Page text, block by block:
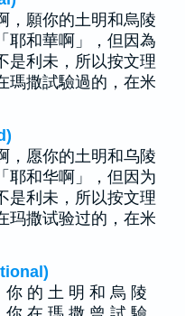
，願你的土明和烏陵
耶和華啊」，但因為
是利未，所以按文理
瑪撒試驗過的，在米
，愿你的土明和乌陵
耶和华啊」，但因为
是利未，所以按文理
玛撒试验过的，在米
的 土 明 和 烏 陵